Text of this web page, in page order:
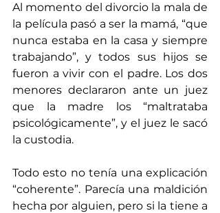
Al momento del divorcio la mala de
la película pasó a ser la mamá, “que
nunca estaba en la casa y siempre
trabajando”, y todos sus hijos se
fueron a vivir con el padre. Los dos
menores declararon ante un juez
que la madre los “maltrataba
psicológicamente”, y el juez le sacó
la custodia.
Todo esto no tenía una explicación
“coherente”. Parecía una maldición
hecha por alguien, pero si la tiene a